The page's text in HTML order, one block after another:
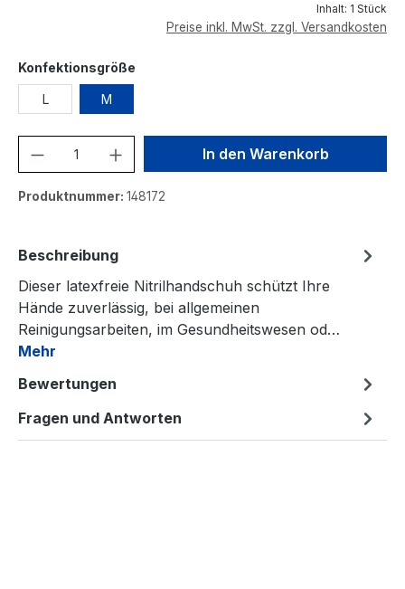
Inhalt: 1 Stück
Preise inkl. MwSt. zzgl. Versandkosten
Konfektionsgröße
L M
Produkt Anzahl: Gib denIn den Warenkorb
Produktnummer: 148172
Beschreibung
Dieser latexfreie Nitrilhandschuh schützt Ihre
Hände zuverlässig, bei allgemeinen
Reinigungsarbeiten, im Gesundheitswesen od…
Mehr
Bewertungen
Fragen und Antworten